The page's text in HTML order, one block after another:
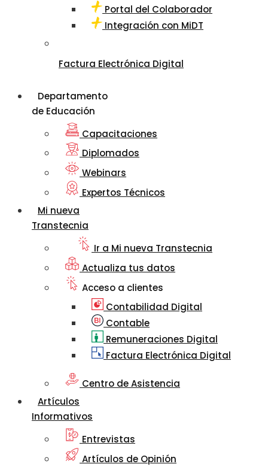
Portal del Colaborador
Integración con MiDT
Factura Electrónica Digital
Departamento
de Educación
Capacitaciones
Diplomados
Webinars
Expertos Técnicos
Mi nueva
Transtecnia
Ir a Mi nueva Transtecnia
Actualiza tus datos
Acceso a clientes
Contabilidad Digital
Contable
Remuneraciones Digital
Factura Electrónica Digital
Centro de Asistencia
Artículos
Informativos
Entrevistas
Artículos de Opinión